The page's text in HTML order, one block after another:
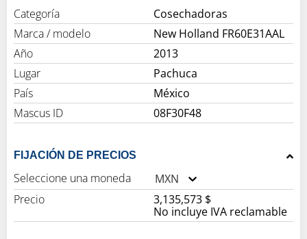
Categoría
Cosechadoras
Marca / modelo
New Holland FR60E31AAL
Año
2013
Lugar
Pachuca
País
México
Mascus ID
08F30F48
FIJACIÓN DE PRECIOS
Seleccione una moneda
MXN
Precio
3,135,573 $
No incluye IVA reclamable